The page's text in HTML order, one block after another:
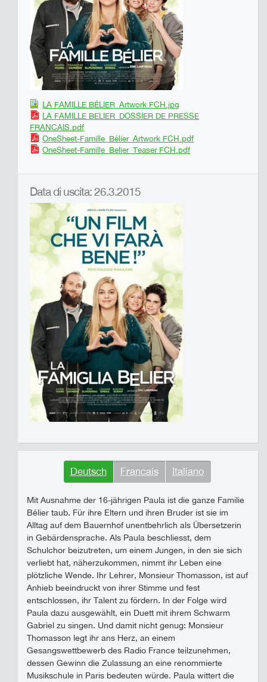
LA FAMILLE BÉLIER_Artwork FCH.jpg
LA FAMILLE BELIER_DOSSIER DE PRESSE
FRANCAIS.pdf
OneSheet-Famille_Bélier_Artwork FCH.pdf
OneSheet-Famille_Belier_Teaser FCH.pdf
Data di uscita: 26.3.2015
Deutsch Francais Italiano
Mit Ausnahme der 16-jährigen Paula ist die ganze Familie
Bélier taub. Für ihre Eltern und ihren Bruder ist sie im
Alltag auf dem Bauernhof unentbehrlich als Übersetzerin
in Gebärdensprache. Als Paula beschliesst, dem
Schulchor beizutreten, um einem Jungen, in den sie sich
verliebt hat, näherzukommen, nimmt ihr Leben eine
plötzliche Wende. Ihr Lehrer, Monsieur Thomasson, ist auf
Anhieb beeindruckt von ihrer Stimme und fest
entschlossen, ihr Talent zu fördern. In der Folge wird
Paula dazu ausgewählt, ein Duett mit ihrem Schwarm
Gabriel zu singen. Und damit nicht genug: Monsieur
Thomasson legt ihr ans Herz, an einem
Gesangswettbewerb des Radio France teilzunehmen,
dessen Gewinn die Zulassung an eine renommierte
Musikschule in Paris bedeuten würde. Paula wittert die